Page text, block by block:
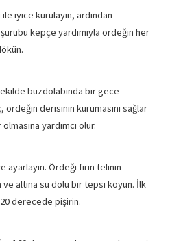
iyice kurulayın, ardından
şurubu kepçe yardımıyla ördeğin her
buzdolabında bir gece
derisinin kurumasını sağlar
olmasına yardımcı olur.
ayarlayın. Ördeği fırın telinin
altına su dolu bir tepsi koyun. İlk
derecede pişirin.